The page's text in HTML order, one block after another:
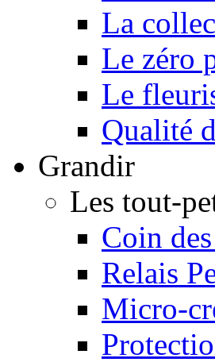
La
Le zéro
Le
Qualité
Grandir
Les tout-
Coin
Relais
Micro-